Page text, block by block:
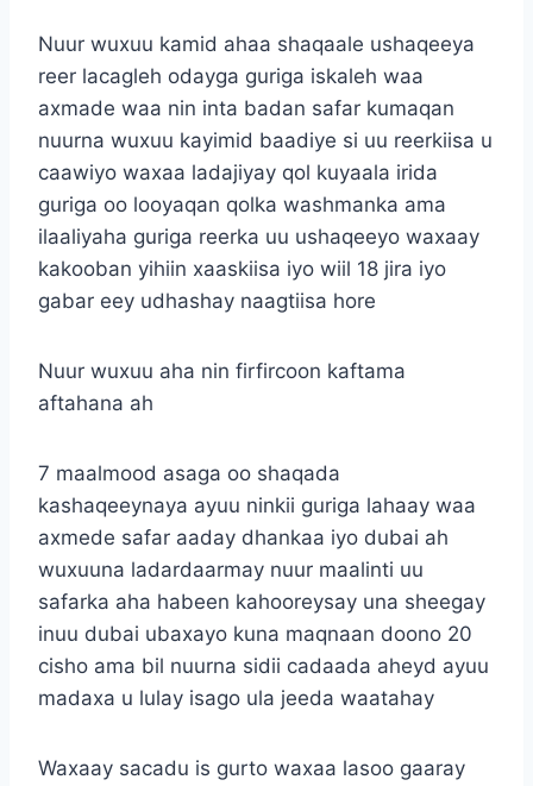
Nuur wuxuu kamid ahaa shaqaale ushaqeeya
reer lacagleh odayga guriga iskaleh waa
axmade waa nin inta badan safar kumaqan
nuurna wuxuu kayimid baadiye si uu reerkiisa u
caawiyo waxaa ladajiyay qol kuyaala irida
guriga oo looyaqan qolka washmanka ama
ilaaliyaha guriga reerka uu ushaqeeyo waxaay
kakooban yihiin xaaskiisa iyo wiil 18 jira iyo
gabar eey udhashay naagtiisa hore
Nuur wuxuu aha nin firfircoon kaftama
aftahana ah
7 maalmood asaga oo shaqada
kashaqeeynaya ayuu ninkii guriga lahaay waa
axmede safar aaday dhankaa iyo dubai ah
wuxuuna ladardaarmay nuur maalinti uu
safarka aha habeen kahooreysay una sheegay
inuu dubai ubaxayo kuna maqnaan doono 20
cisho ama bil nuurna sidii cadaada aheyd ayuu
madaxa u lulay isago ula jeeda waatahay
Waxaay sacadu is gurto waxaa lasoo gaaray